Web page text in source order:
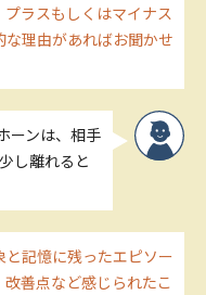
ラスもしくはマイナス
理由があればお聞かせ
ーンは、相手
し離れると
記憶に残ったエピソー
善点など感じられたこ